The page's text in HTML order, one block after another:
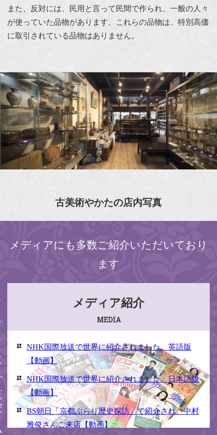
また、反対には、民用と言って民間で作られ、一般の人々
が使っていた品物があります、これらの品物は、特別高価
に取引されている品物はありません。
古美術やかたの店内写真
メディアにも多数ご紹介いただいており
ます
い メディア紹介
MEDIA
NHK国際放送で世界に紹介されました。英語版
【動画】
NHK国際放送で世界に紹介されました。日本語版
【動画】
BS朝日「京都ぶらり歴史探訪」で紹介され、中村
雅俊さんご来店【動画】